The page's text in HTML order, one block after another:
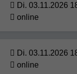
Di. 03.11.2026
online
Di. 03.11.2026
online